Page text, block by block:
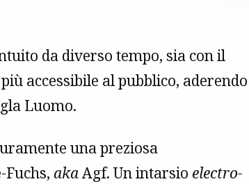
da diverso tempo, sia con il
accessibile al pubblico, aderendo
Luomo.
una preziosa
Fuchs, akaAgf. Un intarsio electro-